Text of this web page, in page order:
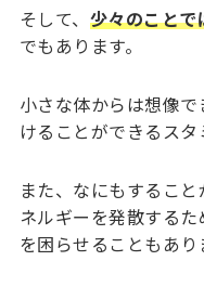
そして、 少々のことで
でもあります。
小さな体からは想像
けることができるスタ
また、なにもするこ
ネルギーを発散する
を困らせることもあり